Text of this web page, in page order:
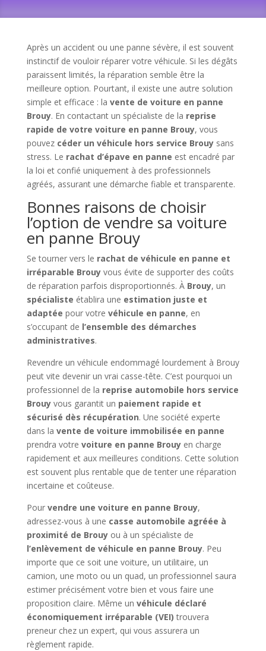
Après un accident ou une panne sévère, il est souvent
instinctif de vouloir réparer votre véhicule. Si les dégâts
paraissent limités, la réparation semble être la
meilleure option. Pourtant, il existe une autre solution
simple et efficace : la vente de voiture en panne
Brouy. En contactant un spécialiste de la reprise
rapide de votre voiture en panne Brouy, vous
pouvez céder un véhicule hors service Brouysans
stress. Le rachat d’épave en panne est encadré par
la loi et confié uniquement à des professionnels
agréés, assurant une démarche fiable et transparente.
Bonnes raisons de choisir
l’option de vendre sa voiture
en panne Brouy
Se tourner vers le rachat de véhicule en panne et
irréparable Brouyvous évite de supporter des coûts
de réparation parfois disproportionnés. À Brouy, un
spécialiste établira une estimation juste et
adaptée pour votre véhicule en panne, en
s’occupant de l’ensemble des démarches
administratives.
Revendre un véhicule endommagé lourdement à Brouy
peut vite devenir un vrai casse-tête. C’est pourquoi un
professionnel de la reprise automobile hors service
Brouyvous garantit un paiement rapide et
sécurisé dès récupération. Une société experte
dans la vente de voiture immobilisée en panne
prendra votre voiture en panne Brouyen charge
rapidement et aux meilleures conditions. Cette solution
est souvent plus rentable que de tenter une réparation
incertaine et coûteuse.
Pour vendre une voiture en panne Brouy,
adressez-vous à une casse automobile agréée à
proximité de Brouyou à un spécialiste de
l’enlèvement de véhicule en panne Brouy. Peu
importe que ce soit une voiture, un utilitaire, un
camion, une moto ou un quad, un professionnel saura
estimer précisément votre bien et vous faire une
proposition claire. Même un véhicule déclaré
économiquement irréparable (VEI) trouvera
preneur chez un expert, qui vous assurera un
règlement rapide.